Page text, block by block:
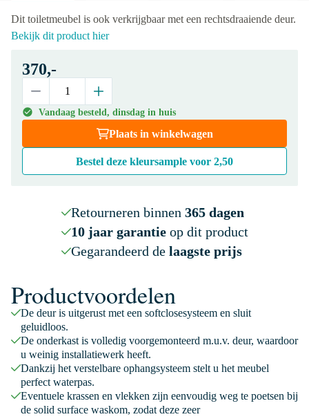
Dit toiletmeubel is ook verkrijgbaar met een rechtsdraaiende deur.
Bekijk dit product hier
370,-
Vandaag besteld, dinsdag in huis
Plaats in winkelwagen
Bestel deze kleursample voor 2,50
Retourneren binnen 365 dagen
10 jaar garantieop dit product
Gegarandeerd de laagste prijs
Productvoordelen
De deur is uitgerust met een softclosesysteem en sluit
geluidloos.
De onderkast is volledig voorgemonteerd m.u.v. deur, waardoor
u weinig installatiewerk heeft.
Dankzij het verstelbare ophangsysteem stelt u het meubel
perfect waterpas.
Eventuele krassen en vlekken zijn eenvoudig weg te poetsen bij
de solid surface waskom, zodat deze zeer